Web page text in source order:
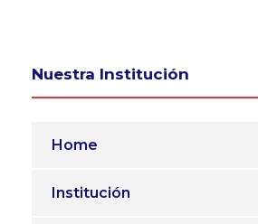
Nuestra Institución
Home
Institución